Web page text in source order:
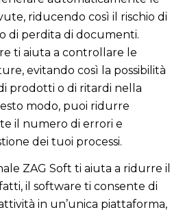
riducendo così il rischio di
di perdita di documenti.
ti aiuta a controllare le
evitando così la possibilità
prodotti o di ritardi nella
modo, puoi ridurre
il numero di errori e
dei tuoi processi.
ZAG Soft ti aiuta a ridurre il
il software ti consente di
in un’unica piattaforma,